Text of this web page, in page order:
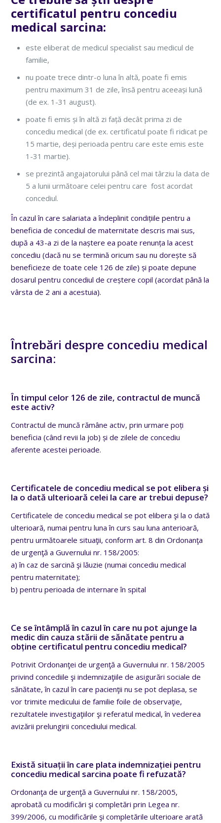
certificatul pentru concediu
medical sarcina:
este eliberat de medicul specialist sau medicul de
familie,
nu poate trece dintr-o luna în altă, poate fi emis
pentru maximum 31 de zile, însă pentru aceeași lună
(de ex. 1-31 august).
poate fi emis și în altă zi față decât prima zi de
concediu medical (de ex. certificatul poate fi ridicat pe
15 martie, deși perioada pentru care este emis este
1-31 martie).
se prezintă angajatorului până cel mai târziu la data de
5 a lunii următoare celei pentru care fost acordat
concediul.
În cazul în care salariata a îndeplinit condițiile pentru a
beneficia de concediul de maternitate descris mai sus,
după a 43-a zi de la naștere ea poate renunța la acest
concediu (dacă nu se termină oricum sau nu dorește să
beneficieze de toate cele 126 de zile) și poate depune
dosarul pentru concediul de creștere copil (acordat până la
vârsta de 2 ani a acestuia).
Întrebări despre concediu medical
sarcina:
În timpul celor 126 de zile, contractul de muncă
este activ?
Contractul de muncă rămâne activ, prin urmare poți
beneficia (când revii la job) și de zilele de concediu
aferente acestei perioade.
Certificatele de concediu medical se pot elibera și
la o dată ulterioară celei la care ar trebui depuse?
Certificatele de concediu medical se pot elibera şi la o dată
ulterioară, numai pentru luna în curs sau luna anterioară,
pentru următoarele situaţii, conform art. 8 din Ordonanţa
de urgenţă a Guvernului nr. 158/2005:
a) în caz de sarcină şi lăuzie (numai concediu medical
pentru maternitate);
b) pentru perioada de internare în spital
Ce se întâmplă în cazul în care nu pot ajunge la
medic din cauza stării de sănătate pentru a
obține certificatul pentru concediu medical?
Potrivit Ordonanţei de urgenţă a Guvernului nr. 158/2005
privind concediile şi indemnizaţiile de asigurări sociale de
sănătate, în cazul în care pacienţii nu se pot deplasa, se
vor trimite medicului de familie foile de observaţie,
rezultatele investigaţiilor şi referatul medical, în vederea
avizării prelungirii concediului medical.
Există situații în care plata indemnizației pentru
concediu medical sarcina poate fi refuzată?
Ordonanţa de urgenţă a Guvernului nr. 158/2005,
aprobată cu modificări şi completări prin Legea nr.
399/2006, cu modificările şi completările ulterioare arată